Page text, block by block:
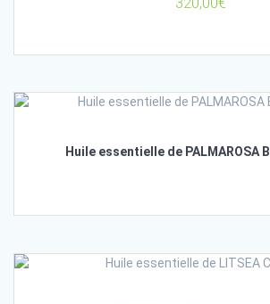
Huile essentielle de PALMAROSA